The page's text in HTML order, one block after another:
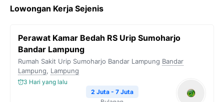
e
o
k
t
e
e
r
a
m
t
A
y
i
Lowongan Kerja Sejenis
Perawat Kamar Bedah RS Urip Sumoharjo
Bandar Lampung
Rumah Sakit Urip Sumoharjo Bandar Lampung Bandar
Lampung, Lampung
3 Hari yang lalu
2 Juta - 7 Juta